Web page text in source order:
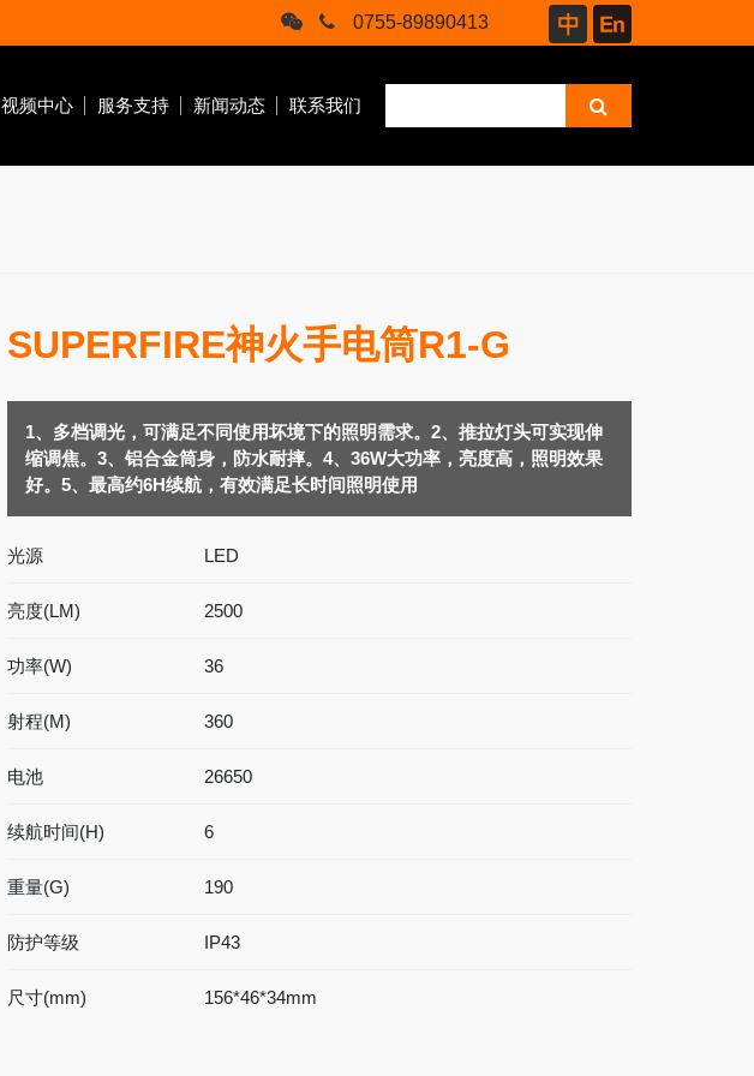
0755-89890413
视频中心 服务支持 新闻动态 联系我们
SUPERFIRE神火手电筒R1-G
1、多档调光，可满足不同使用坏境下的照明需求。2、推拉灯头可实现伸
缩调焦。3、铝合金筒身，防水耐摔。4、36W大功率，亮度高，照明效果
好。5、最高约6H续航，有效满足长时间照明使用
光源 LED
亮度(LM) 2500
功率(W) 36
射程(M) 360
电池 26650
续航时间(H) 6
重量(G) 190
防护等级 IP43
尺寸(mm) 156*46*34mm